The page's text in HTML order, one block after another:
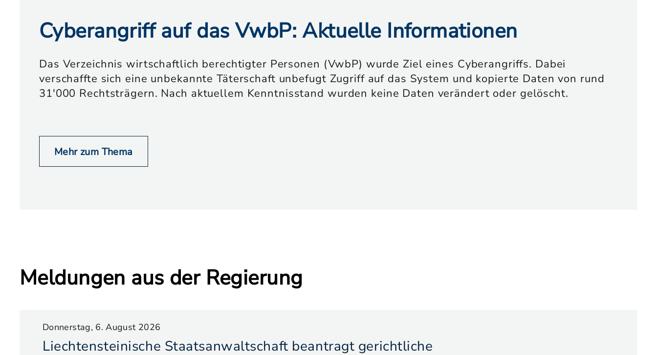
Cyberangriff auf das VwbP: Aktuelle Informationen
Das Verzeichnis wirtschaftlich berechtigter Personen (VwbP) wurde Ziel eines Cyberangriffs. Dabei
verschaffte sich eine unbekannte Täterschaft unbefugt Zugriff auf das System und kopierte Daten von rund
31'000 Rechtsträgern. Nach aktuellem Kenntnisstand wurden keine Daten verändert oder gelöscht.
Mehr zum Thema
Meldungen aus der Regierung
Donnerstag, 6. August 2026
Liechtensteinische Staatsanwaltschaft beantragt gerichtliche